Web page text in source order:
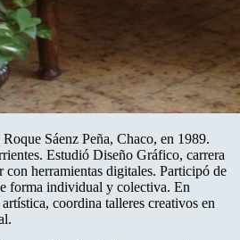
Sáenz Peña, Chaco, en 1989.
Estudió Diseño Gráfico, carrera
con herramientas digitales. Participó de
forma individual y colectiva. En
coordina talleres creativos en